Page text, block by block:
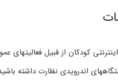
کودکان از قبیل فعالیتهای
اندرویدی نظارت داشته